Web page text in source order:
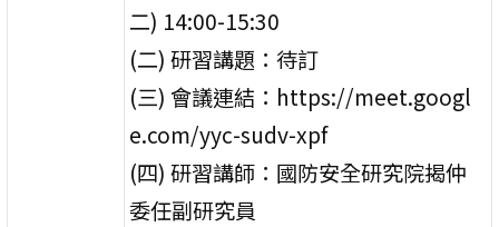
二) 14:00-15:30
(二) 研習講題：待訂
(三) 會議連結：https://meet.googl
e.com/yyc-sudv-xpf
(四) 研習講師：國防安全研究院揭仲
委任副研究員